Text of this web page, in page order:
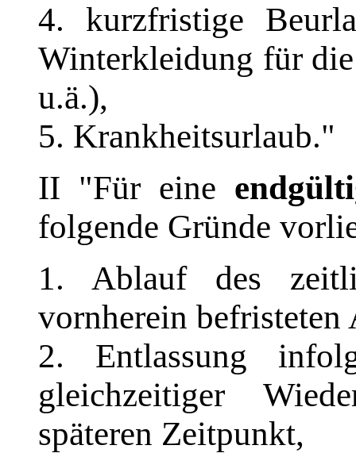
4. kurzfristige
Winterkleidung für
u.ä.),
5. Krankheitsurlaub."
II "Für eine
folgende Gründe
1. Ablauf des
vornherein befristeten
2. Entlassung
gleichzeitiger
späteren Zeitpunkt,